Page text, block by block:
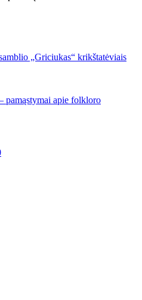
„Griciukas“ krikštatėviais
pamąstymai apie folkloro